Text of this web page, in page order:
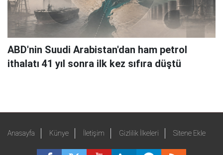
ABD'nin Suudi Arabistan'dan ham petrol
ithalatı 41 yıl sonra ilk kez sıfıra düştü
Anasayfa Künye İletişim Gizlilik İlkeleri Sitene Ekle